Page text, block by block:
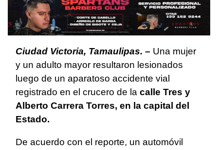
Ciudad Victoria, Tamaulipas. – Una mujer
y un adulto mayor resultaron lesionados
luego de un aparatoso accidente vial
registrado en el crucero de la calle Tres y
Alberto Carrera Torres, en la capital del
Estado.
De acuerdo con el reporte, un automóvil